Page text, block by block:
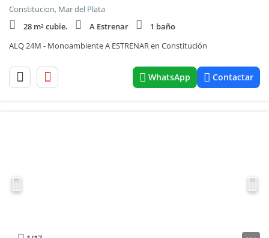
Constitucion, Mar del Plata
28 m² cubie.
A Estrenar
1 baño
ALQ 24M - Monoambiente A ESTRENAR en Constitución
WhatsApp Contactar